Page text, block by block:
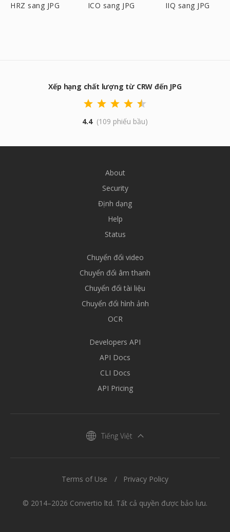
HRZ sang JPG ICO sang JPG IIQ sang JPG
Xếp hạng chất lượng từ CRW đến JPG
4.4 (109 phiếu bầu)
About
Security
Định dạng
Help
Status
Chuyển đổi video
Chuyển đổi âm thanh
Chuyển đổi tài liệu
Chuyển đổi hình ảnh
OCR
Developers API
API Docs
CLI Docs
API Pricing
Tiếng Việt
© 2014–2026 Convertio ltd. Tất cả quyền được bảo lưu.
Terms of Use Privacy Policy